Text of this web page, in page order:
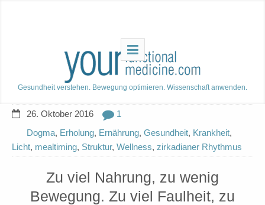
Gesundheit verstehen. Bewegung optimieren. Wissenschaft anwenden.
26. Oktober 2016
1
Dogma, Erholung, Ernährung, Gesundheit, Krankheit,
Licht, mealtiming, Struktur, Wellness, zirkadianer Rhythmus
Zu viel Nahrung, zu wenig
Bewegung. Zu viel Faulheit, zu